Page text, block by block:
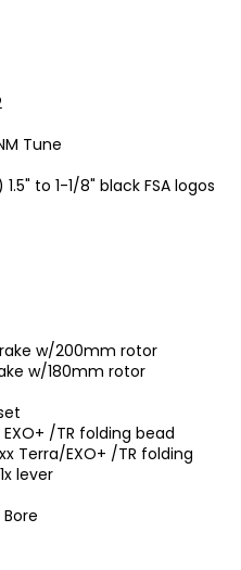
Tune
to 1-1/8" black FSA logos
w/200mm rotor
w/180mm rotor
/TR folding bead
Terra/EXO+ /TR folding
lever